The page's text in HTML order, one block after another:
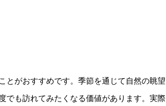
とがおすすめです。季節を通じて自然の眺望
でも訪れてみたくなる価値があります。実際